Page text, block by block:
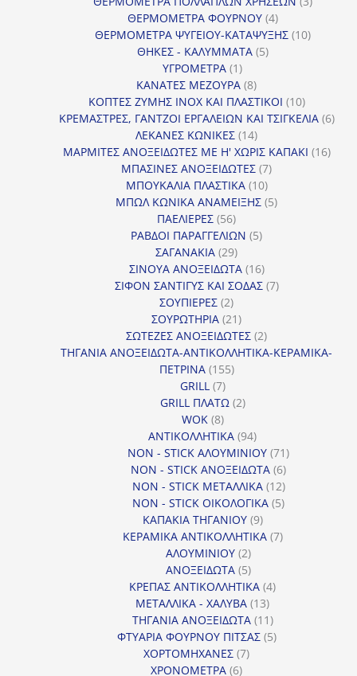
ΘΕΡΜΟΜΕΤΡΑ ΦΟΥΡΝΟΥ 44
προϊόντα
ΘΕΡΜΟΜΕΤΡΑ ΨΥΓΕΙΟΥ-ΚΑΤΑΨΥΞΗΣ 1010
ΘΗΚΕΣ - ΚΑΛΥΜΜΑΤΑ 55
ΥΓΡΟΜΕΤΡΑ 11
προϊόν
ΚΑΝΑΤΕΣ ΜΕΖΟΥΡΑ 88
προϊόντα
ΚΟΠΤΕΣ ΖΥΜΗΣ INOX ΚΑΙ ΠΛΑΣΤΙΚΟΙ 1010
προϊόντα
ΚΡΕΜΑΣΤΡΕΣ, ΓΑΝΤΖΟΙ ΕΡΓΑΛΕΙΩΝ ΚΑΙ ΤΣΙΓΚΕΛΙΑ 66
ΛΕΚΑΝΕΣ ΚΩΝΙΚΕΣ 1414
προϊόντα
ΜΑΡΜΙΤΕΣ ΑΝΟΞΕΙΔΩΤΕΣ ΜΕ Η' ΧΩΡΙΣ ΚΑΠΑΚΙ 1616
ΜΠΑΣΙΝΕΣ ΑΝΟΞΕΙΔΩΤΕΣ 77
ΜΠΟΥΚΑΛΙΑ ΠΛΑΣΤΙΚΑ 1010
προϊόντα
ΜΠΩΛ ΚΩΝΙΚΑ ΑΝΑΜΕΙΞΗΣ 55
ΠΑΕΛΙΕΡΕΣ 5656
προϊόντα
ΡΑΒΔΟΙ ΠΑΡΑΓΓΕΛΙΩΝ 55
ΣΑΓΑΝΑΚΙΑ 2929
προϊόντα
ΣΙΝΟΥΑ ΑΝΟΞΕΙΔΩΤΑ 1616
προϊόντα
ΣΙΦΟΝ ΣΑΝΤΙΓΥΣ ΚΑΙ ΣΟΔΑΣ 77
ΣΟΥΠΙΕΡΕΣ 22
προϊόντα
ΣΟΥΡΩΤΗΡΙΑ 2121
προϊόντα
ΣΩΤΕΖΕΣ ΑΝΟΞΕΙΔΩΤΕΣ 22
προϊόντα
ΤΗΓΑΝΙΑ ΑΝΟΞΕΙΔΩΤΑ-ΑΝΤΙΚΟΛΛΗΤΙΚΑ-ΚΕΡΑΜΙΚΑ-
ΠΕΤΡΙΝΑ 155155
GRILL 77
προϊόντα
GRILL ΠΛΑΤΩ 22
WOK 88
προϊόντα
ΑΝΤΙΚΟΛΛΗΤΙΚΑ 9494
προϊόντα
NON - STICK ΑΛΟΥΜΙΝΙΟΥ 7171
προϊόντα
NON - STICK ΑΝΟΞΕΙΔΩΤΑ 66
προϊόντα
NON - STICK ΜΕΤΑΛΛΙΚΑ 1212
προϊόντα
NON - STICK ΟΙΚΟΛΟΓΙΚΑ 55
ΚΑΠΑΚΙΑ ΤΗΓΑΝΙΟΥ 99
προϊόντα
ΚΕΡΑΜΙΚΑ ΑΝΤΙΚΟΛΛΗΤΙΚΑ 77
ΑΛΟΥΜΙΝΙΟΥ 22
προϊόντα
ΑΝΟΞΕΙΔΩΤΑ 55
προϊόντα
ΚΡΕΠΑΣ ΑΝΤΙΚΟΛΛΗΤΙΚΑ 44
ΜΕΤΑΛΛΙΚΑ - ΧΑΛΥΒΑ 1313
προϊόντα
ΤΗΓΑΝΙΑ ΑΝΟΞΕΙΔΩΤΑ 1111
προϊόντα
ΦΤΥΑΡΙΑ ΦΟΥΡΝΟΥ ΠΙΤΣΑΣ 55
ΧΟΡΤΟΜΗΧΑΝΕΣ 77
ΧΡΟΝΟΜΕΤΡΑ 66